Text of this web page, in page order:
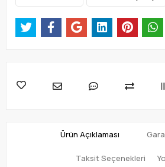
Ürün Açıklaması
Taksit Seçenekleri